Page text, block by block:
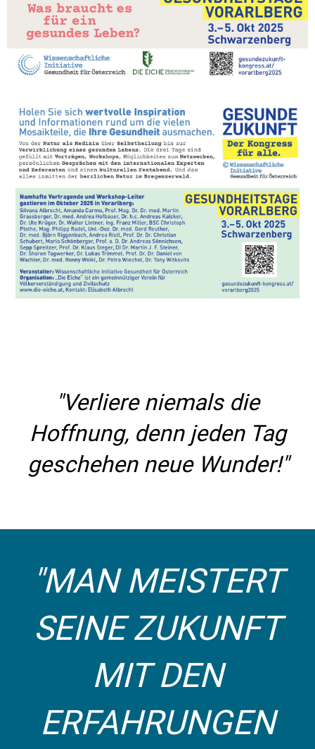
"Verliere niemals die
Hoffnung, denn jeden Tag
geschehen neue Wunder!"
"MAN MEISTERT
SEINE ZUKUNFT
MIT DEN
ERFAHRUNGEN